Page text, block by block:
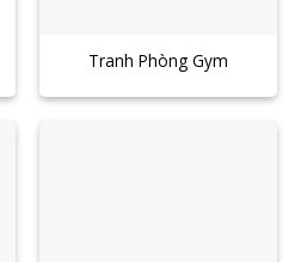
Tranh Phòng Gym